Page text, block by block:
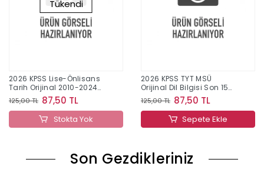
Tükendi
2026 KPSS Lise-Önlisans
Tarih Orijinal 2010-2024
Konu Konu Çıkmış Sorular
125,00 TL 87,50 TL
Stokta Yok
2026 KPSS TYT MSÜ
Orijinal Dil Bilgisi Son 15
Yıl Çıkmış Sorular
125,00 TL 87,50 TL
Sepete Ekle
Son Gezdikleriniz